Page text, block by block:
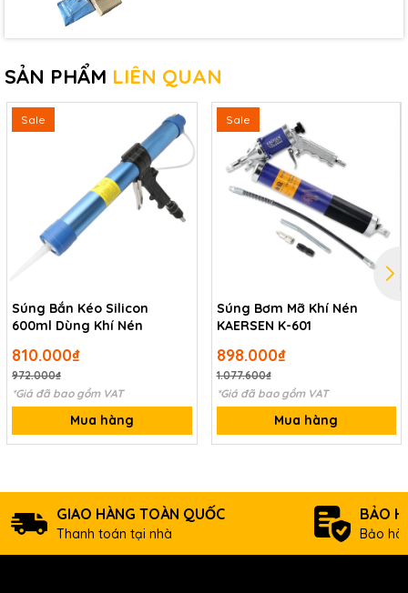
SẢN PHẨM LIÊN QUAN
Sale
Súng Bắn Kéo Silicon
600ml Dùng Khí Nén
810.000₫
972.000₫
*Giá đã bao gồm VAT
Mua hàng
Sale
Súng Bơm Mỡ Khí Nén
KAERSEN K-601
898.000₫
1.077.600₫
*Giá đã bao gồm VAT
Mua hàng
GIAO HÀNG TOÀN QUỐC
Thanh toán tại nhà
BẢO
Bảo